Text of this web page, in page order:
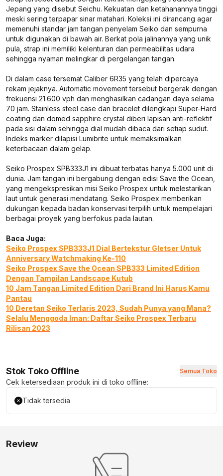
Jepang yang disebut Seichu. Kekuatan dan ketahanannya tinggi
meski sering terpapar sinar matahari. Koleksi ini dirancang agar
memenuhi standar jam tangan penyelam Seiko dan sempurna
untuk digunakan di bawah air. Berkat pola jalinannya yang unik
pula, strap ini memiliki kelenturan dan permeabilitas udara
sehingga nyaman melingkar di pergelangan tangan.
Di dalam case tersemat Caliber 6R35 yang telah dipercaya
rekam jejaknya. Automatic movement tersebut bergerak dengan
frekuensi 21.600 vph dan menghasilkan cadangan daya selama
70 jam. Stainless steel case dan bracelet dilengkapi Super-Hard
coating dan domed sapphire crystal diberi lapisan anti-reflektif
pada sisi dalam sehingga dial mudah dibaca dari setiap sudut.
Indeks marker dilapisi Lumibrite untuk memaksimalkan
keterbacaan dalam gelap.
Seiko Prospex SPB333J1 ini dibuat terbatas hanya 5.000 unit di
dunia. Jam tangan ini bergabung dengan edisi Save the Ocean,
yang mengekspresikan misi Seiko Prospex untuk melestarikan
laut untuk generasi mendatang. Seiko Prospex memberikan
dukungan kepada badan konservasi terpilih untuk mempelajari
berbagai proyek yang berfokus pada lautan.
Baca Juga:
Seiko Prospex SPB333J1 Dial Bertekstur Gletser Untuk
Anniversary Watchmaking Ke-110
Seiko Prospex Save the Ocean SPB333 Limited Edition
Dengan Tampilan Landscape Kutub
10 Jam Tangan Limited Edition Dari Brand Ini Harus Kamu
Pantau
10 Deretan Seiko Terlaris 2023, Sudah Punya yang Mana?
Selalu Menggoda Iman: Daftar Seiko Prospex Terbaru
Rilisan 2023
Stok Toko Offline Semua Toko
Cek ketersediaan produk ini di toko offline:
Tidak tersedia
Review